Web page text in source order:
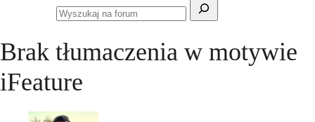
Szukaj:
Przeszukaj
Brak tłumaczenia w motywie
iFeature